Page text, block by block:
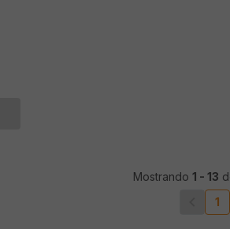
Mostrando 1 - 13
1